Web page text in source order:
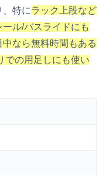
、特にラック上段など
ール/バスライドにも
中なら無料時間もある
での用足しにも使い